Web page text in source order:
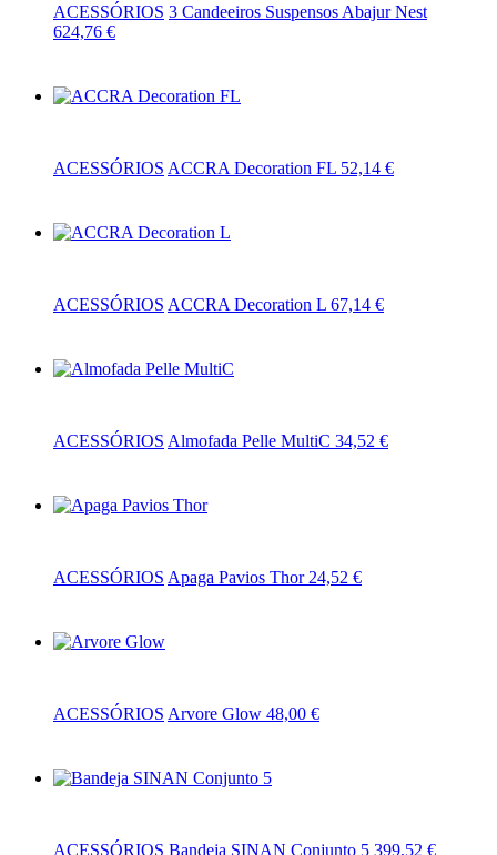
ACESSÓRIOS 3 Candeeiros Suspensos Abajur Nest
624,76 €
ACESSÓRIOS ACCRA Decoration FL 52,14 €
ACESSÓRIOS ACCRA Decoration L 67,14 €
ACESSÓRIOS Almofada Pelle MultiC 34,52 €
ACESSÓRIOS Apaga Pavios Thor 24,52 €
ACESSÓRIOS Arvore Glow 48,00 €
ACESSÓRIOS Bandeja SINAN Conjunto 5 399,52 €